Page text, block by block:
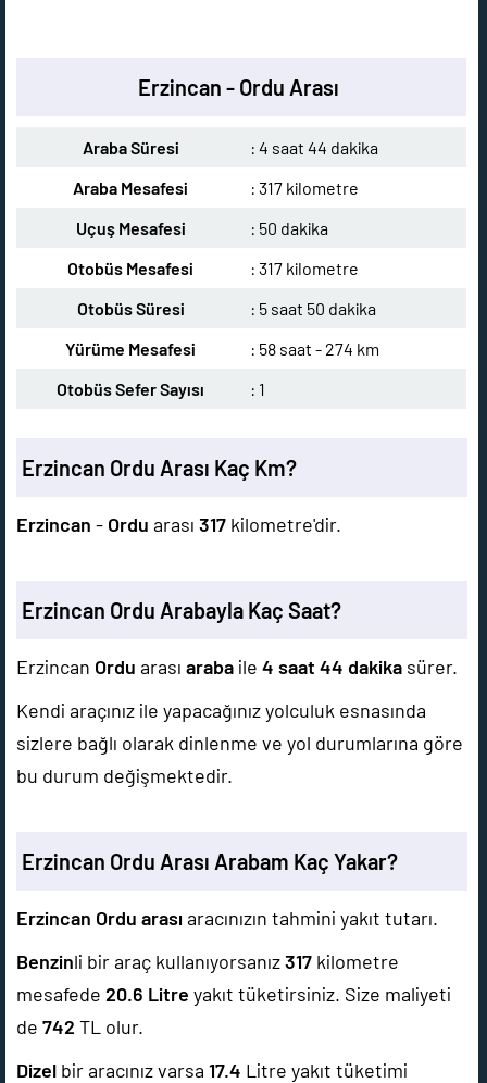
Erzincan - Ordu Arası
Araba Süresi
: 4 saat 44 dakika
Araba Mesafesi
: 317 kilometre
Uçuş Mesafesi
: 50 dakika
Otobüs Mesafesi
: 317 kilometre
Otobüs Süresi
: 5 saat 50 dakika
Yürüme Mesafesi
: 58 saat - 274 km
Otobüs Sefer Sayısı
: 1
Erzincan Ordu Arası Kaç Km?
Erzincan - Ordu arası 317 kilometre'dir.
Erzincan Ordu Arabayla Kaç Saat?
Erzincan Ordu arası araba ile 4 saat 44 dakika sürer.
Kendi araçınız ile yapacağınız yolculuk esnasında
sizlere bağlı olarak dinlenme ve yol durumlarına göre
bu durum değişmektedir.
Erzincan Ordu Arası Arabam Kaç Yakar?
Erzincan Ordu arasıaracınızın tahmini yakıt tutarı.
Benzinli bir araç kullanıyorsanız317 kilometre
mesafede 20.6 Litre yakıt tüketirsiniz. Size maliyeti
de 742 TL olur.
Dizel bir aracınız varsa 17.4 Litre yakıt tüketimi